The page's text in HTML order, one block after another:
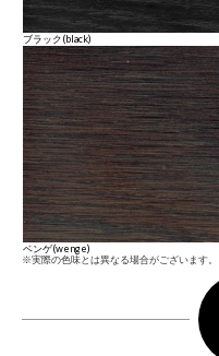
ブラック(black)
ベンゲ(wenge)
※実際の色味とは異なる場合がございます。